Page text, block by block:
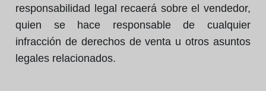
responsabilidad legal recaerá sobre el vendedor,
quien se hace responsable de cualquier
infracción de derechos de venta u otros asuntos
legales relacionados.